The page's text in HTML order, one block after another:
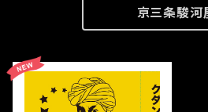
京三条駿河